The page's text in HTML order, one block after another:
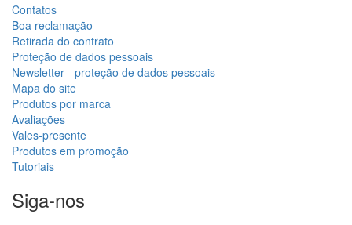
Contatos
Boa reclamação
Retirada do contrato
Proteção de dados pessoais
Newsletter - proteção de dados pessoais
Mapa do site
Produtos por marca
Avaliações
Vales-presente
Produtos em promoção
Tutoriais
Siga-nos